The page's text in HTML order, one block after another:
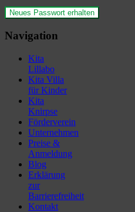
Navigation
Kita
Lillabo
Kita Villa
für Kinder
Kita
Knirpse
Förderverein
Unternehmen
Preise &
Anmeldung
Blog
Erklärung
zur
Barrierefreiheit
Kontakt